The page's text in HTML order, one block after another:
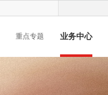
重点专题 业务中心